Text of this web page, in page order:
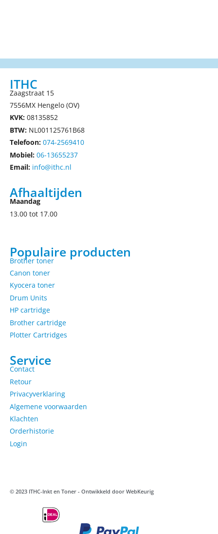
ITHC
Zaagstraat 15
7556MX Hengelo (OV)
KVK: 08135852
BTW: NL001125761B68
Telefoon: 074-2569410
Mobiel: 06-13655237
Email: info@ithc.nl
Afhaaltijden
Maandag
13.00 tot 17.00
Populaire producten
Brother toner
Canon toner
Kyocera toner
Drum Units
HP cartridge
Brother cartridge
Plotter Cartridges
Service
Contact
Retour
Privacyverklaring
Algemene voorwaarden
Klachten
Orderhistorie
Login
© 2023 ITHC-Inkt en Toner - Ontwikkeld door WebKeurig